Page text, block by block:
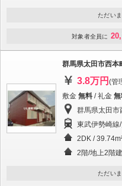
ただいま
対象者全員に
群馬県太田市西本
3.8万円 (管
敷金 無料 / 礼金
群馬県太田市
東武伊勢崎線
2DK /
2階/地上2階建
ただいま